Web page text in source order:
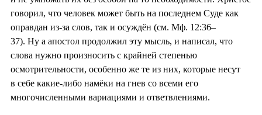
говорил, что человек может быть на последнем Суде как
оправдан из-за слов, так и осуждён (см. Мф. 12:36–
37). Ну а апостол продолжил эту мысль, и написал, что
слова нужно произносить с крайней степенью
осмотрительности, особенно же те из них, которые несут
в себе какие-либо намёки на гнев со всеми его
многочисленными вариациями и ответвлениями.